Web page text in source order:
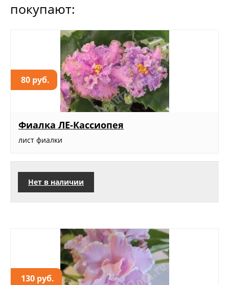
покупают:
80 руб.
Фиалка ЛЕ-Кассиопея
лист фиалки
Нет в наличии
130 руб.